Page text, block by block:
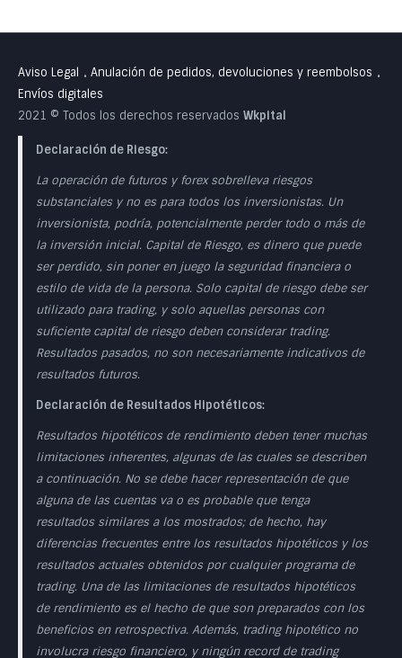
Aviso Legal • Anulación de pedidos, devoluciones y reembolsos •
Envíos digitales
2021 © Todos los derechos reservados Wkpital
Declaración de Riesgo:
La operación de futuros y forex sobrelleva riesgos
substanciales y no es para todos los inversionistas. Un
inversionista, podría, potencialmente perder todo o más de
la inversión inicial. Capital de Riesgo, es dinero que puede
ser perdido, sin poner en juego la seguridad financiera o
estilo de vida de la persona. Solo capital de riesgo debe ser
utilizado para trading, y solo aquellas personas con
suficiente capital de riesgo deben considerar trading.
Resultados pasados, no son necesariamente indicativos de
resultados futuros.
Declaración de Resultados Hipotéticos:
Resultados hipotéticos de rendimiento deben tener muchas
limitaciones inherentes, algunas de las cuales se describen
a continuación. No se debe hacer representación de que
alguna de las cuentas va o es probable que tenga
resultados similares a los mostrados; de hecho, hay
diferencias frecuentes entre los resultados hipotéticos y los
resultados actuales obtenidos por cualquier programa de
trading. Una de las limitaciones de resultados hipotéticos
de rendimiento es el hecho de que son preparados con los
beneficios en retrospectiva. Además, trading hipotético no
involucra riesgo financiero, y ningún record de trading